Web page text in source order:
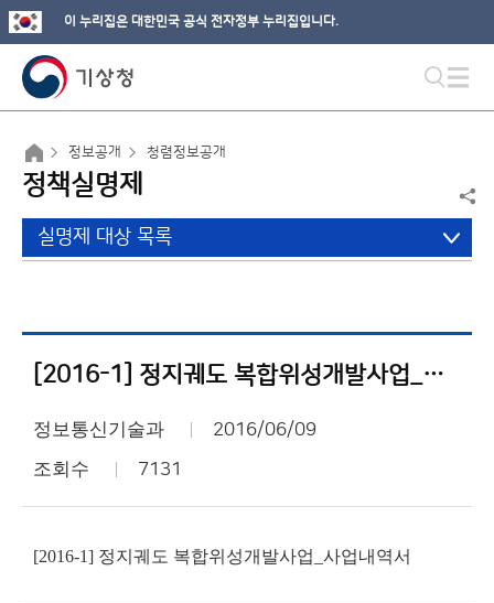
이 누리집은 대한민국 공식 전자정부 누리집입니다.
정보공개 청렴정보공개
정책실명제
실명제 대상 목록
[2016-1] 정지궤도 복합위성개발사업_사업내역서
정보통신기술과 2016/06/09
조회수 7131
[2016-1] 정지궤도 복합위성개발사업_사업내역서